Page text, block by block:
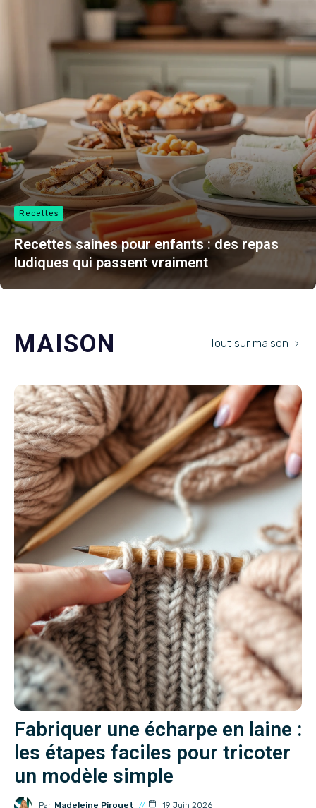
Recettes
Recettes saines pour enfants : des repas
ludiques qui passent vraiment
MAISON Tout sur maison
Fabriquer une écharpe en laine :
les étapes faciles pour tricoter
un modèle simple
Par Madeleine Pirouet 19 Juin 2026